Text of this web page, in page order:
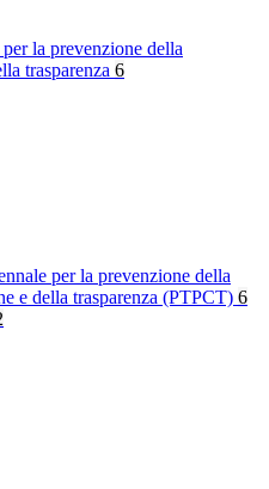
la prevenzione della
trasparenza 6
per la prevenzione della
e della trasparenza (PTPCT) 6